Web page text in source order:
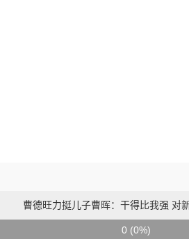
曹德旺力挺儿子曹晖：干得比我强 对
0 (0%)